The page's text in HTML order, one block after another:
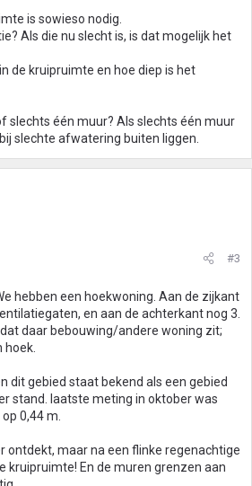
is sowieso nodig.
Als die nu slecht is, is dat mogelijk het
de kruipruimte en hoe diep is het
slechts één muur? Als slechts één muur
slechte afwatering buiten liggen.
#3
hebben een hoekwoning. Aan de zijkant
en aan de achterkant nog 3.
daar bebouwing/andere woning zit;
hoek.
dit gebied staat bekend als een gebied
stand. laatste meting in oktober was
0,44 m.
ontdekt, maar na een flinke regenachtige
kruipruimte! En de muren grenzen aan